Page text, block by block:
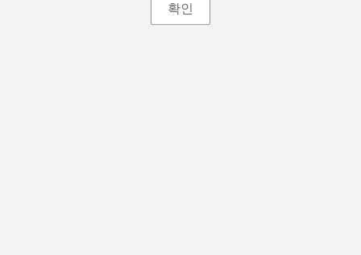
확인